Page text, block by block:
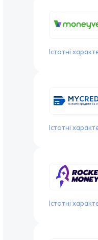
Істотні
Істотні
Істотні